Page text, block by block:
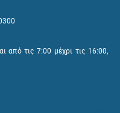
από τις 7:00 μέχρι τις 16:00,